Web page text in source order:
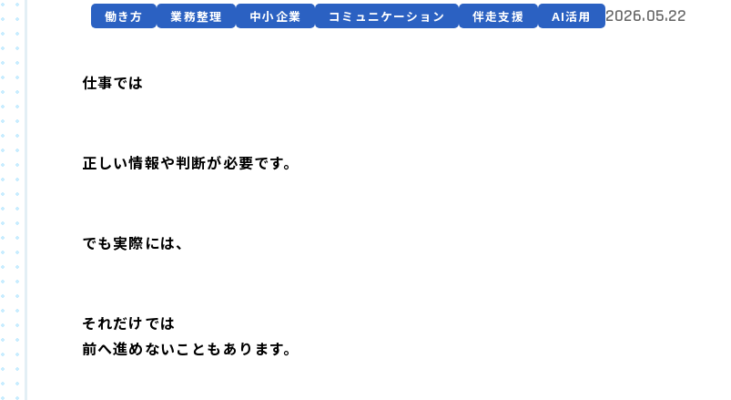
働き方 業務整理 中小企業 コミュニケーション 伴走支援 AI活用 2026.05.22
仕事では
正しい情報や判断が必要です。
でも実際には、
それだけでは
前へ進めないこともあります。